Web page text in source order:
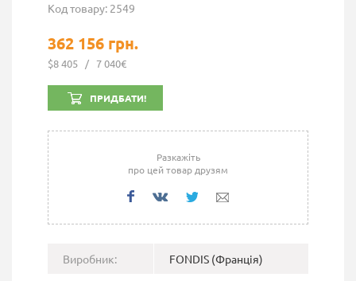
Код товару: 2549
362 156 грн.
$8 405 / 7 040€
ПРИДБАТИ!
Разкажіть
про цей товар друзям
Виробник: FONDIS (Франція)